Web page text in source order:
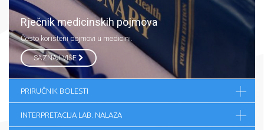
Rječnik medicinskih pojmova
Često korišteni pojmovi u medicini.
SAZNAJ VIŠE
PRIRUČNIK BOLESTI
INTERPRETACIJA LAB. NALAZA